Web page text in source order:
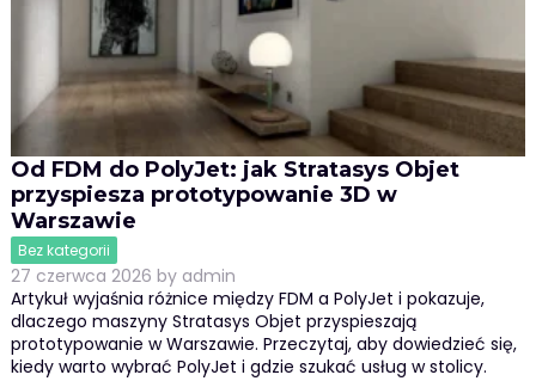
Od FDM do PolyJet: jak Stratasys Objet
przyspiesza prototypowanie 3D w
Warszawie
Bez kategorii
27 czerwca 2026 by admin
Artykuł wyjaśnia różnice między FDM a PolyJet i pokazuje,
dlaczego maszyny Stratasys Objet przyspieszają
prototypowanie w Warszawie. Przeczytaj, aby dowiedzieć się,
kiedy warto wybrać PolyJet i gdzie szukać usług w stolicy.